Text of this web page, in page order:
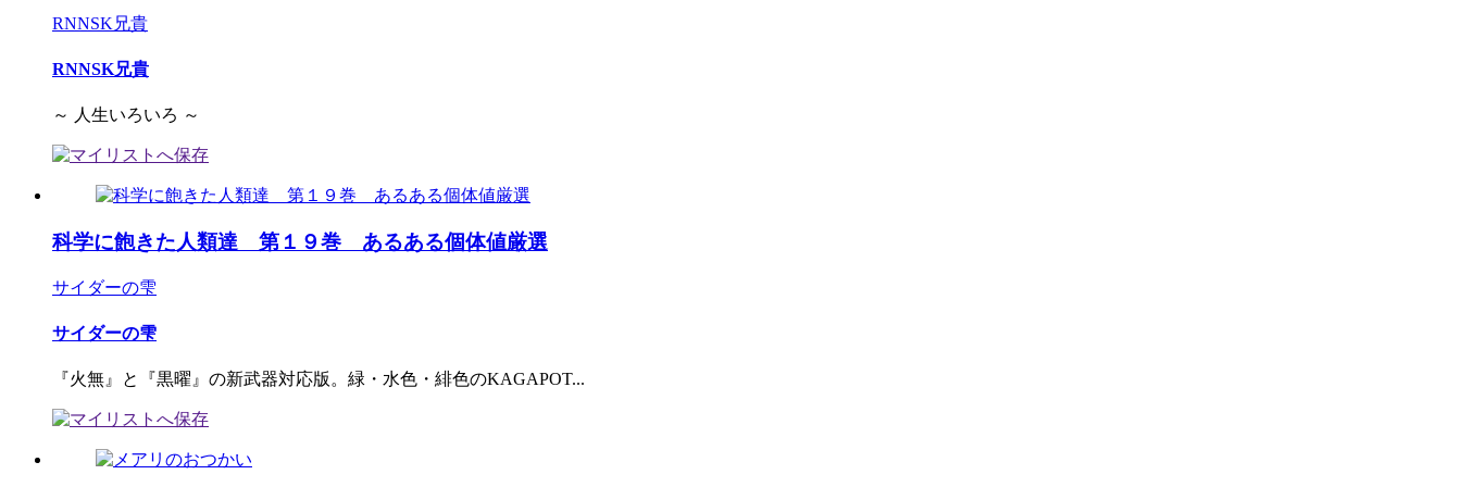
RNNSK兄貴
RNNSK兄貴
～ 人生いろいろ ～
科学に飽きた人類達 第１９巻 あるある個体値厳選
サイダーの雫
サイダーの雫
『火無』と『黒曜』の新武器対応版。緑・水色・緋色のKAGAPOT...